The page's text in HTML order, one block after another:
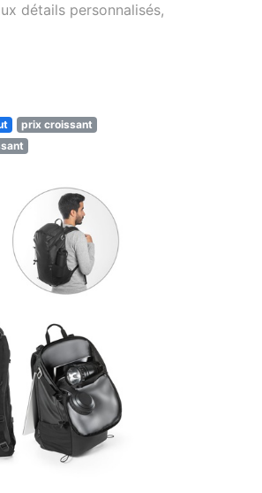
détails personnalisés,
prix croissant